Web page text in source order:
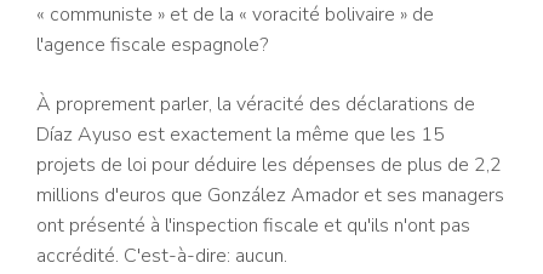
« communiste » et de la « voracité bolivaire » de
l'agence fiscale espagnole?
À proprement parler, la véracité des déclarations de
Díaz Ayuso est exactement la même que les 15
projets de loi pour déduire les dépenses de plus de 2,2
millions d'euros que González Amador et ses managers
ont présenté à l'inspection fiscale et qu'ils n'ont pas
accrédité. C'est-à-dire: aucun.